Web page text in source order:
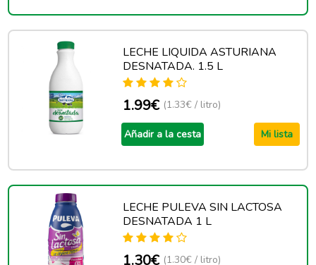
LECHE LIQUIDA ASTURIANA
DESNATADA. 1.5 L
1.99€ (1.33€ / litro)
Añadir a la cesta Mi lista
LECHE PULEVA SIN LACTOSA
DESNATADA 1 L
1.30€ (1.30€ / litro)